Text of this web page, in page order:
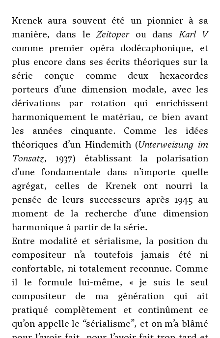
Krenek aura souvent été un pionnier à sa
manière, dans leZeitoperou dans Karl V
comme premier opéra dodécaphonique, et
plus encore dans ses écrits théoriques sur la
série conçue comme deux hexacordes
porteurs d’une dimension modale, avec les
dérivations par rotation qui enrichissent
harmoniquement le matériau, ce bien avant
les années cinquante. Comme les idées
théoriques d’un Hindemith(Unterweisung im
Tonsatz, 1937) établissant la polarisation
d’une fondamentale dans n’importe quelle
agrégat, celles de Krenek ont nourri la
pensée de leurs successeurs après 1945 au
moment de la recherche d’une dimension
harmonique à partir de la série.
Entre modalité et sérialisme, la position du
compositeur n’a toutefois jamais été ni
confortable, ni totalement reconnue. Comme
il le formule lui-même, « je suis le seul
compositeur de ma génération qui ait
pratiqué complètement et continûment ce
qu’on appelle le “sérialisme”, et on m’a blâmé